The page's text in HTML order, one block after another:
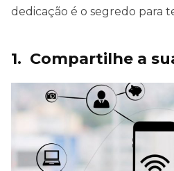
dedicação é o segredo para
1. Compartilhe a